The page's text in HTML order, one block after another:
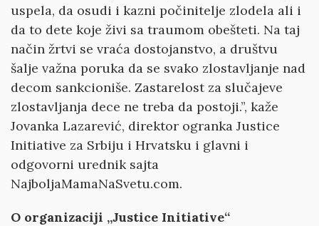
uspela, da osudi i kazni počinitelje zlodela ali i
da to dete koje živi sa traumom obešteti. Na taj
način žrtvi se vraća dostojanstvo, a društvu
šalje važna poruka da se svako zlostavljanje nad
decom sankcioniše. Zastarelost za slučajeve
zlostavljanja dece ne treba da postoji.”, kaže
Jovanka Lazarević, direktor ogranka Justice
Initiative za Srbiju i Hrvatsku i glavni i
odgovorni urednik sajta
NajboljaMamaNaSvetu.com.
O organizaciji „Justice Initiative“